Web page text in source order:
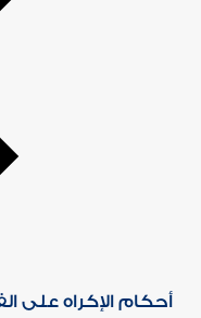
أحكام الإكراه على